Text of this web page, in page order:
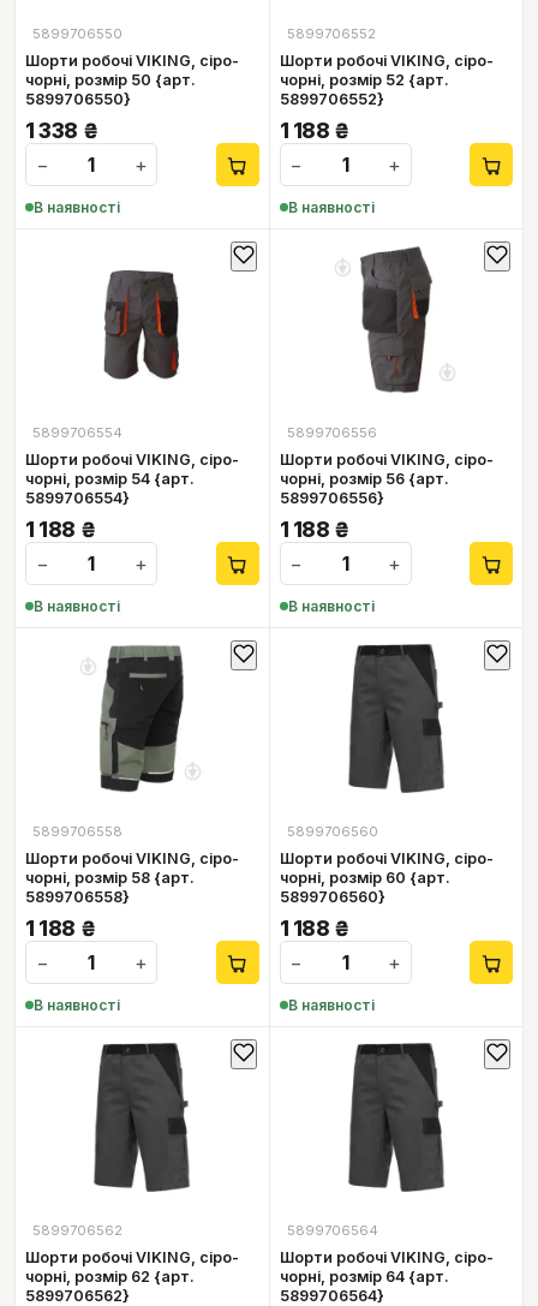
5899706550
Шорти робочі VIKING, сіро-
чорні, розмір 50 {арт.
5899706550}
1 338 ₴
−
+
В наявності
5899706552
Шорти робочі VIKING, сіро-
чорні, розмір 52 {арт.
5899706552}
1 188 ₴
−
+
В наявності
5899706554
Шорти робочі VIKING, сіро-
чорні, розмір 54 {арт.
5899706554}
1 188 ₴
−
+
В наявності
5899706556
Шорти робочі VIKING, сіро-
чорні, розмір 56 {арт.
5899706556}
1 188 ₴
−
+
В наявності
5899706558
Шорти робочі VIKING, сіро-
чорні, розмір 58 {арт.
5899706558}
1 188 ₴
−
+
В наявності
5899706560
Шорти робочі VIKING, сіро-
чорні, розмір 60 {арт.
5899706560}
1 188 ₴
−
+
В наявності
5899706562
Шорти робочі VIKING, сіро-
чорні, розмір 62 {арт.
5899706562}
5899706564
Шорти робочі VIKING, сіро-
чорні, розмір 64 {арт.
5899706564}